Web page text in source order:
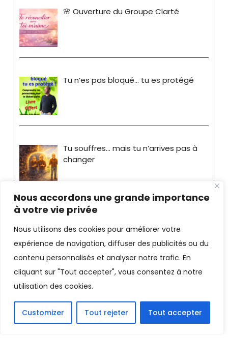
Nous accordons une grande importance
à votre vie privée
Nous utilisons des cookies pour améliorer votre
expérience de navigation, diffuser des publicités ou du
contenu personnalisés et analyser notre trafic. En
cliquant sur "Tout accepter", vous consentez à notre
utilisation des cookies.
Customizer Tout rejeter Tout accepter
🌸 Ouverture du Groupe Clarté
Tu n’es pas bloqué… tu es protégé
Tu souffres… mais tu n’arrives pas à
changer
Stéphane Bride-Bonnot
Consultant - Coach |Mentions
sitemap|Coach loi d'attraction
Partager